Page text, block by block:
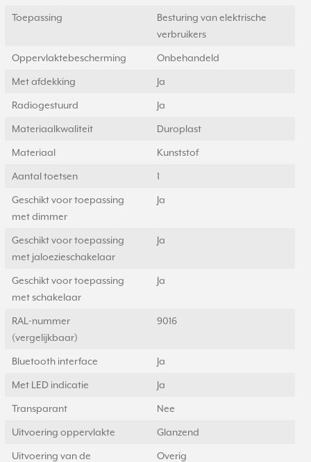
Toepassing
Besturing van elektrische
verbruikers
Oppervlaktebescherming Onbehandeld
Met afdekking Ja
Radiogestuurd Ja
Materiaalkwaliteit Duroplast
Materiaal Kunststof
Aantal toetsen 1
Geschikt voor toepassing
met dimmer
Ja
Geschikt voor toepassing
met jaloezieschakelaar
Ja
Geschikt voor toepassing
met schakelaar
Ja
RAL-nummer
(vergelijkbaar)
9016
Bluetooth interface Ja
Met LED indicatie Ja
Transparant Nee
Uitvoering oppervlakte Glanzend
Uitvoering van de
Overig